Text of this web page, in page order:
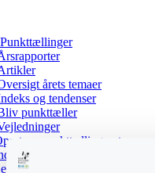
Punkttællinger
årets temaer
og tendenser
punkttæller
ny punkttællingsrute
udført tælling i DOFbasen
dine tidligere punkttællinger